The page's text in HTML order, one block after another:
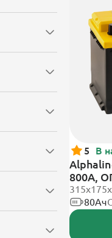
5 В
800А,
80Ач